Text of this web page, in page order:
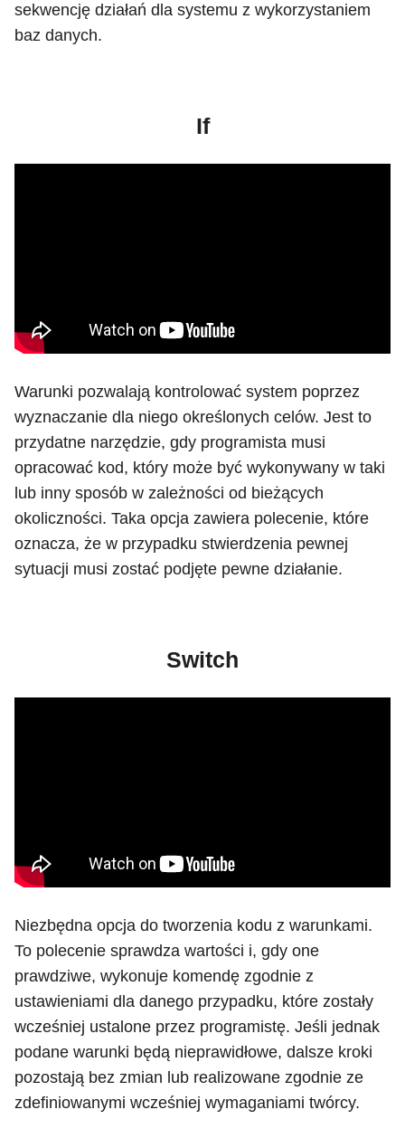
sekwencję działań dla systemu z wykorzystaniem
baz danych.
If
Warunki pozwalają kontrolować system poprzez
wyznaczanie dla niego określonych celów. Jest to
przydatne narzędzie, gdy programista musi
opracować kod, który może być wykonywany w taki
lub inny sposób w zależności od bieżących
okoliczności. Taka opcja zawiera polecenie, które
oznacza, że w przypadku stwierdzenia pewnej
sytuacji musi zostać podjęte pewne działanie.
Switch
Niezbędna opcja do tworzenia kodu z warunkami.
To polecenie sprawdza wartości i, gdy one
prawdziwe, wykonuje komendę zgodnie z
ustawieniami dla danego przypadku, które zostały
wcześniej ustalone przez programistę. Jeśli jednak
podane warunki będą nieprawidłowe, dalsze kroki
pozostają bez zmian lub realizowane zgodnie ze
zdefiniowanymi wcześniej wymaganiami twórcy.